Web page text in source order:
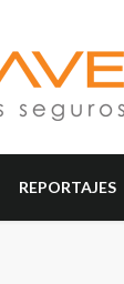
REPORTAJES